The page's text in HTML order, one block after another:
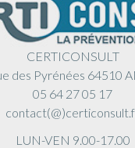
CERTICONSULT
des Pyrénées 64510
05 64 27 05 17
LUN-VEN 9.00-17.00